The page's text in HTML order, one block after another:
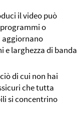
il video può
o
aggiornano
larghezza di banda
di cui non hai
che tutta
si concentrino